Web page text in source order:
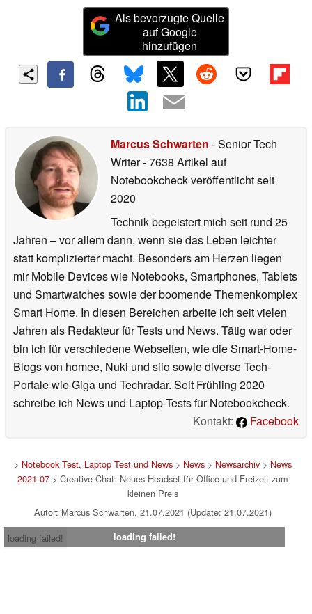
Als bevorzugte Quelle
auf Google
hinzufügen
Marcus Schwarten - Senior Tech
Writer- 7638 Artikel auf
Notebookcheck veröffentlichtseit
2020
Technik begeistert mich seit rund 25
Jahren – vor allem dann, wenn sie das Leben leichter
statt komplizierter macht. Besonders am Herzen liegen
mir Mobile Devices wie Notebooks, Smartphones, Tablets
und Smartwatches sowie der boomende Themenkomplex
Smart Home. In diesen Bereichen arbeite ich seit vielen
Jahren als Redakteur für Tests und News. Tätig war oder
bin ich für verschiedene Webseiten, wie die Smart-Home-
Blogs von homee, Nuki und siio sowie diverse Tech-
Portale wie Giga und Techradar. Seit Frühling 2020
schreibe ich News und Laptop-Tests für Notebookcheck.
Kontakt:
Facebook
> Notebook Test, Laptop Test und News> News> Newsarchiv> News
2021-07> Creative Chat: Neues Headset für Office und Freizeit zum
kleinen Preis
Autor: Marcus Schwarten, 21.07.2021 (Update: 21.07.2021)
loading failed!
loading failed!